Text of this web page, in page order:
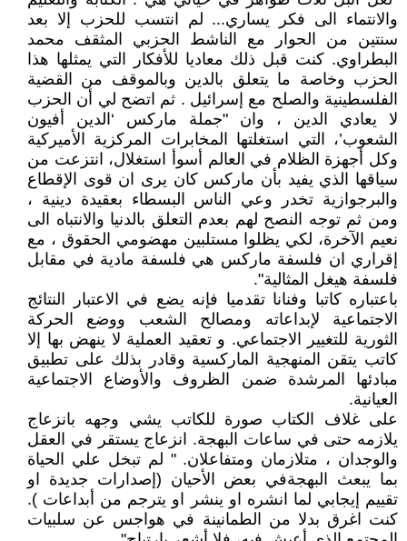
والانتماء الى فكر يساري... لم انتسب للحزب إلا بعد
سنتين من الحوار مع الناشط الحزبي المثقف محمد
البطراوي. كنت قبل ذلك معاديا للأفكار التي يمثلها هذا
الحزب وخاصة ما يتعلق بالدين وبالموقف من القضية
الفلسطينية والصلح مع إسرائيل . ثم اتضح لي أن الحزب
لا يعادي الدين ، وان "جملة ماركس ‘الدين أفيون
الشعوب’، التي استغلتها المخابرات المركزية الأميركية
وكل أجهزة الظلام في العالم أسوأ استغلال، انتزعت من
سياقها الذي يفيد بأن ماركس كان يرى ان قوى الإقطاع
والبرجوازية تخدر وعي الناس البسطاء بعقيدة دينية ،
ومن ثم توجه النصح لهم بعدم التعلق بالدنيا والانتباه الى
نعيم الآخرة، لكي يظلوا مستلبين مهضومي الحقوق ، مع
إقراري ان فلسفة ماركس هي فلسفة مادية في مقابل
فلسفة هيغل المثالية".
باعتباره كاتبا وفنانا تقدميا فإنه يضع في الاعتبار النتائج
الاجتماعية لإبداعاته ومصالح الشعب ووضع الحركة
الثورية للتغيير الاجتماعي. و تعقيد العملية لا ينهض بها إلا
كاتب يتقن المنهجية الماركسية وقادر بذلك على تطبيق
مبادئها المرشدة ضمن الظروف والأوضاع الاجتماعية
العيانية.
على غلاف الكتاب صورة للكاتب يشي وجهه بانزعاج
يلازمه حتى في ساعات البهجة. انزعاج يستقر في العقل
والوجدان ، متلازمان ومتفاعلان. " لم تبخل علي الحياة
بما يبعث البهجةفي بعض الأحيان (إصدارات جديدة او
تقييم إيجابي لما انشره او ينشر او يترجم من أبداعات ).
كنت اغرق بدلا من الطمانينة في هواجس عن سلبيات